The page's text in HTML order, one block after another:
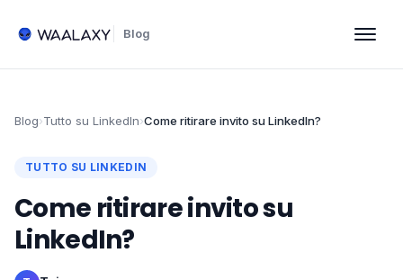
Blog
Blog›Tutto su LinkedIn›Come ritirare invito su LinkedIn?
TUTTO SU LINKEDIN
Come ritirare invito su
LinkedIn?